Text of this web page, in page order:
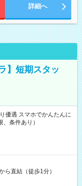
詳細へ
】短期スタッ
遇 スマホでかんたんに
条件あり）
直結（徒歩1分）